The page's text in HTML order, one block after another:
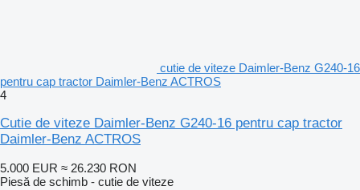
cutie de viteze Daimler-Benz G240-16
pentru cap tractor Daimler-Benz ACTROS
4
Cutie de viteze Daimler-Benz G240-16 pentru cap tractor
Daimler-Benz ACTROS
5.000 EUR ≈ 26.230 RON
Piesă de schimb - cutie de viteze